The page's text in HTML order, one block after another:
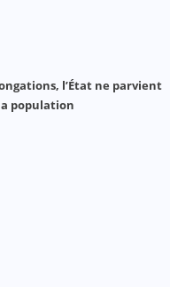
l’État ne parvient
population